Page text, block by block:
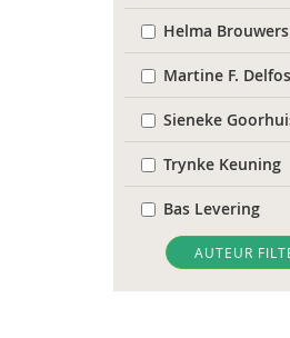
Helma Brouwers
Martine F. Delfos
Sieneke
Trynke Keuning
Bas Levering
Emma Nitert
Justine Pardoen
AUTEUR